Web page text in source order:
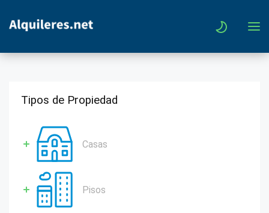
Tipos de Propiedad
Casas
Pisos